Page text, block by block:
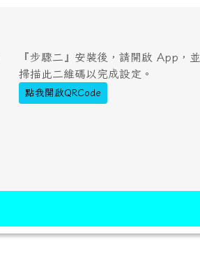
『步驟二』安裝後，請開啟 App，並
掃描此二維碼以完成設定。
點我開啟QRCode